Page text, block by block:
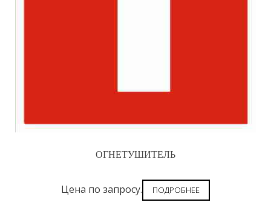
ОГНЕТУШИТЕЛЬ
Цена по запросу. ПОДРОБНЕЕ